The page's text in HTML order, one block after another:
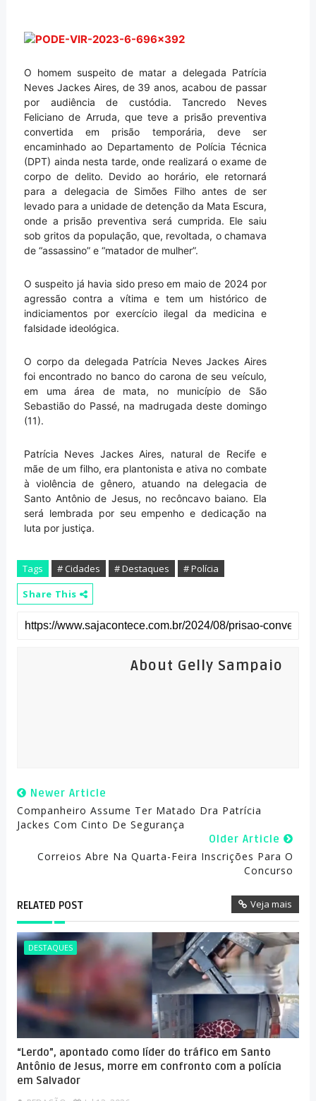
O homem suspeito de matar a delegada Patrícia
Neves Jackes Aires, de 39 anos, acabou de passar
por audiência de custódia. Tancredo Neves
Feliciano de Arruda, que teve a prisão preventiva
convertida em prisão temporária, deve ser
encaminhado ao Departamento de Polícia Técnica
(DPT) ainda nesta tarde, onde realizará o exame de
corpo de delito. Devido ao horário, ele retornará
para a delegacia de Simões Filho antes de ser
levado para a unidade de detenção da Mata Escura,
onde a prisão preventiva será cumprida. Ele saiu
sob gritos da população, que, revoltada, o chamava
de “assassino” e “matador de mulher”.
O suspeito já havia sido preso em maio de 2024 por
agressão contra a vítima e tem um histórico de
indiciamentos por exercício ilegal da medicina e
falsidade ideológica.
O corpo da delegada Patrícia Neves Jackes Aires
foi encontrado no banco do carona de seu veículo,
em uma área de mata, no município de São
Sebastião do Passé, na madrugada deste domingo
(11).
Patrícia Neves Jackes Aires, natural de Recife e
mãe de um filho, era plantonista e ativa no combate
à violência de gênero, atuando na delegacia de
Santo Antônio de Jesus, no recôncavo baiano. Ela
será lembrada por seu empenho e dedicação na
luta por justiça.
Tags # Cidades # Destaques
# Polícia
Share This
About Gelly Sampaio
Newer Article
Companheiro Assume Ter Matado Dra Patrícia
Jackes Com Cinto De Segurança
Older Article
Correios Abre Na Quarta-Feira Inscrições Para O
Concurso
RELATED POST Veja mais
DESTAQUES
“Lerdo”, apontado como líder do tráfico em Santo
Antônio de Jesus, morre em confronto com a polícia
em Salvador